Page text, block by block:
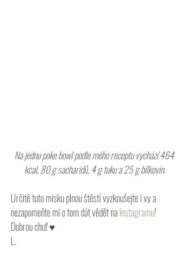
Na jednu poke bowl podle mého receptu vychází 464
kcal, 80 g sacharidů, 4 g tuku a 25 g bílkovin.
Určitě tuto misku plnou štěstí vyzkoušejte i vy a
nezapomeňte mi o tom dát vědět na Instagramu!
Dobrou chuť ♥
L.